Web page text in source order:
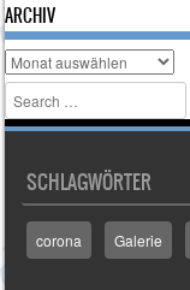
ARCHIV
Archiv
Search
SCHLAGWÖRTER
corona Galerie